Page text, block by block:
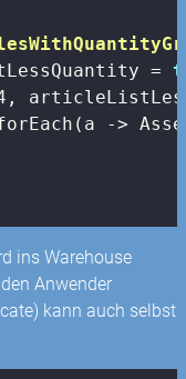
=
,
->
ins Warehouse
Anwender
kann auch selbst